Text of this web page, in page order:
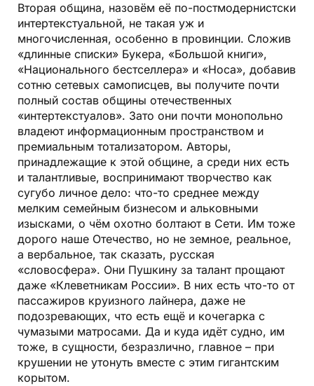
Вторая община, назовём её по-постмодернистски
интертекстуальной, не такая уж и
многочисленная, особенно в провинции. Сложив
«длинные списки» Букера, «Большой книги»,
«Национального бестселлера» и «Носа», добавив
сотню сетевых самописцев, вы получите почти
полный состав общины отечественных
«интертекстуалов». Зато они почти монопольно
владеют информационным пространством и
премиальным тотализатором. Авторы,
принадлежащие к этой общине, а среди них есть
и талантливые, воспринимают творчество как
сугубо личное дело: что-то среднее между
мелким семейным бизнесом и альковными
изысками, о чём охотно болтают в Сети. Им тоже
дорого наше Отечество, но не земное, реальное,
а вербальное, так сказать, русская
«словосфера». Они Пушкину за талант прощают
даже «Клеветникам России». В них есть что-то от
пассажиров круизного лайнера, даже не
подозревающих, что есть ещё и кочегарка с
чумазыми матросами. Да и куда идёт судно, им
тоже, в сущности, безразлично, главное – при
крушении не утонуть вместе с этим гигантским
корытом.